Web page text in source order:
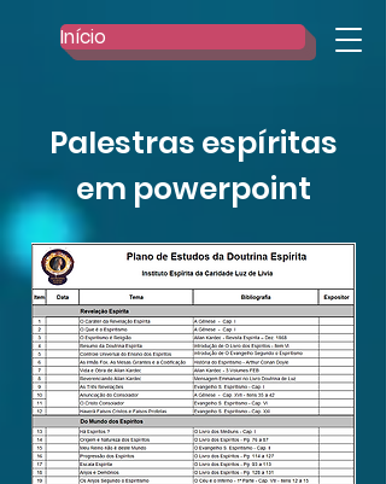
Início
Palestras espíritas
em powerpoint